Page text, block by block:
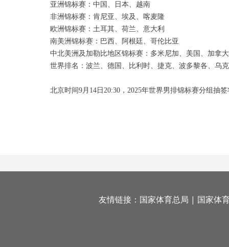
亚洲锦标赛：中国、日本、越南
非洲锦标赛：肯尼亚、埃及、喀麦隆
欧洲锦标赛：土耳其、荷兰、意大利
南美洲锦标赛：巴西、阿根廷、哥伦比亚
中北美洲及加勒比地区锦标赛：多米尼加、美国、加拿大
世界排名：波兰、德国、比利时、捷克、波多黎各、乌
北京时间9月14日20:30，2025年世界男排锦标赛分组抽
友情链接： 国家体育总局 | 国家体